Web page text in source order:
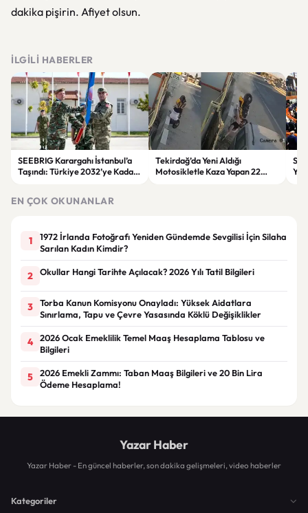
dakika pişirin. Afiyet olsun.
İLGILI HABERLER
SEEBRIG Karargahı İstanbul’a
Taşındı: Türkiye 2032’ye Kadar
Tekirdağ’da Yeni Aldığı
Motosikletle Kaza Yapan 22
EN ÇOK OKUNANLAR
1
1972 İrlanda Fotoğrafı Yeniden Gündemde Sevgilisi İçin Silaha
Sarılan Kadın Kimdir?
2 Okullar Hangi Tarihte Açılacak? 2026 Yılı Tatil Bilgileri
3
Torba Kanun Komisyonu Onayladı: Yüksek Aidatlara
Sınırlama, Tapu ve Çevre Yasasında Köklü Değişiklikler
4
2026 Ocak Emeklilik Temel Maaş Hesaplama Tablosu ve
Bilgileri
5
2026 Emekli Zammı: Taban Maaş Bilgileri ve 20 Bin Lira
Ödeme Hesaplama!
Yazar Haber
Yazar Haber - En güncel haberler, son dakika gelişmeleri, video haberler
Kategoriler